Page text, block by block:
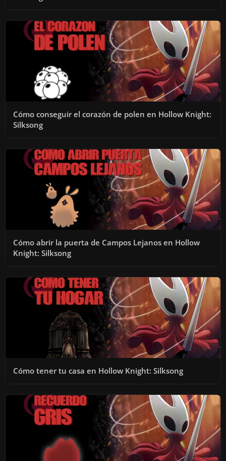
Cómo conseguir el corazón de polen en Hollow Knight:
Silksong
Cómo abrir la puerta de Campos Lejanos en Hollow
Knight: Silksong
Cómo tener tu casa en Hollow Knight: Silksong